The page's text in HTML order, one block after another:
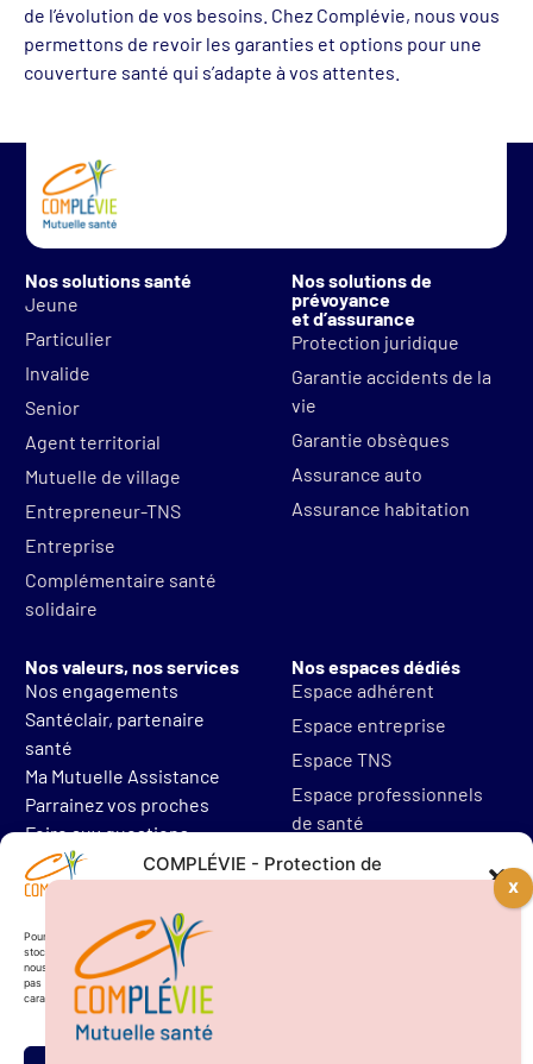
COMPLÉVIE - Protection de
Pour offrir les meilleures expériences, nous utilisons des technologies telles que les cookies pour
stocker et/ou accéder aux informations des appareils. Le fait de consentir à ces technologies
nous permettra de traiter des données telles que le comportement de navigation. Le fait de ne
pas consentir ou de retirer son consentement peut avoir un effet négatif sur certaines
caractéristiques et fonctions.
de l’évolution de vos besoins. Chez Complévie, nous vous
permettons de revoir les garanties et options pour une
couverture santé qui s’adapte à vos attentes.
Nos solutions santé
Jeune
Particulier
Invalide
Senior
Agent territorial
Mutuelle de village
Entrepreneur-TNS
Entreprise
Complémentaire santé
solidaire
Nos solutions de
prévoyance
et d’assurance
Protection juridique
Garantie accidents de la
vie
Garantie obsèques
Assurance auto
Assurance habitation
Nos valeurs, nos services
Nos engagements
Santéclair, partenaire
santé
Ma Mutuelle Assistance
Parrainez vos proches
Foire aux questions
Nos espaces dédiés
Espace adhérent
Espace entreprise
Espace TNS
Espace professionnels
de santé
Mentions légales
Protections des données